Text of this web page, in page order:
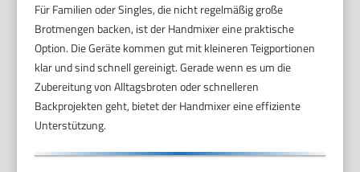
Für Familien oder Singles, die nicht regelmäßig große
Brotmengen backen, ist der Handmixer eine praktische
Option. Die Geräte kommen gut mit kleineren Teigportionen
klar und sind schnell gereinigt. Gerade wenn es um die
Zubereitung von Alltagsbroten oder schnelleren
Backprojekten geht, bietet der Handmixer eine effiziente
Unterstützung.